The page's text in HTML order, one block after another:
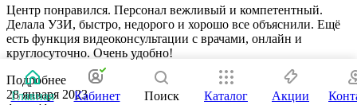
Центр понравился. Персонал вежливый и компетентный.
Делала УЗИ, быстро, недорого и хорошо все объяснили. Ещё
есть функция видеоконсультации с врачами, онлайн и
круглосуточно. Очень удобно!
Подробнее
28 января 2023
Главная Кабинет Поиск Каталог Акции